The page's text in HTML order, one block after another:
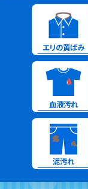
エリの黄ばみ
血液汚れ
泥汚れ